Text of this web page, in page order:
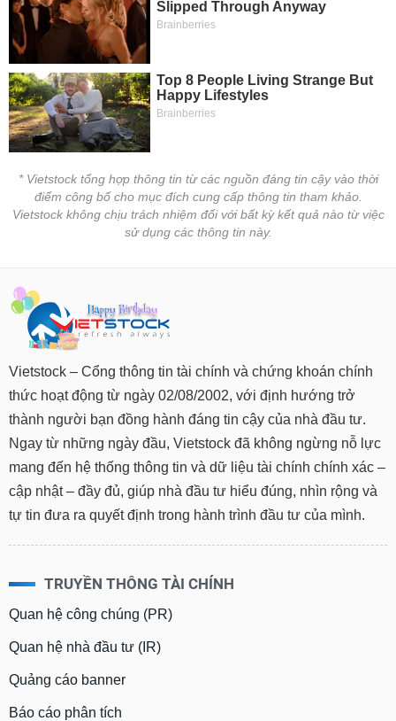
* Vietstock tổng hợp thông tin từ các nguồn đáng tin cậy vào thời
điểm công bố cho mục đích cung cấp thông tin tham khảo.
Vietstock không chịu trách nhiệm đối với bất kỳ kết quả nào từ việc
sử dụng các thông tin này.
Vietstock – Cổng thông tin tài chính và chứng khoán chính
thức hoạt động từ ngày 02/08/2002, với định hướng trở
thành người bạn đồng hành đáng tin cậy của nhà đầu tư.
Ngay từ những ngày đầu, Vietstock đã không ngừng nỗ lực
mang đến hệ thống thông tin và dữ liệu tài chính chính xác –
cập nhật – đầy đủ, giúp nhà đầu tư hiểu đúng, nhìn rộng và
tự tin đưa ra quyết định trong hành trình đầu tư của mình.
TRUYỀN THÔNG TÀI CHÍNH
Quan hệ công chúng (PR)
Quan hệ nhà đầu tư (IR)
Quảng cáo banner
Báo cáo phân tích